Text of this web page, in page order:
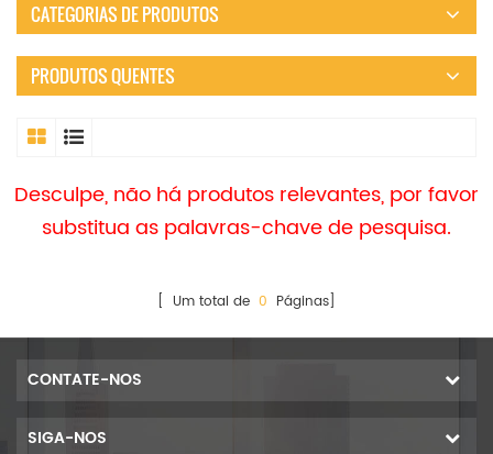
CATEGORIAS DE PRODUTOS
PRODUTOS QUENTES
Desculpe, não há produtos relevantes, por favor
substitua as palavras-chave de pesquisa.
[ Um total de 0 Páginas]
CONTATE-NOS
SIGA-NOS